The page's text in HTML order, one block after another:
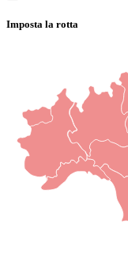
Imposta la rotta